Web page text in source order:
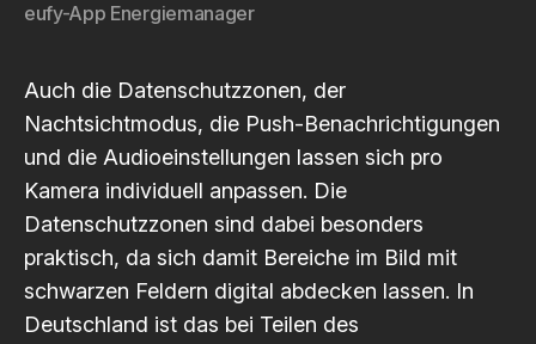
eufy-App Energiemanager
Auch die Datenschutzzonen, der
Nachtsichtmodus, die Push-Benachrichtigungen
und die Audioeinstellungen lassen sich pro
Kamera individuell anpassen. Die
Datenschutzzonen sind dabei besonders
praktisch, da sich damit Bereiche im Bild mit
schwarzen Feldern digital abdecken lassen. In
Deutschland ist das bei Teilen des